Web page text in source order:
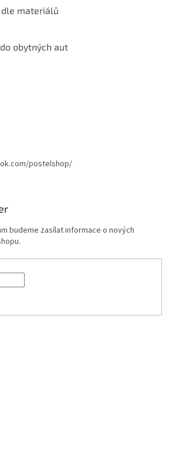
dle materiálů
obytných aut
postelshop/
budeme zasílat informace o nových